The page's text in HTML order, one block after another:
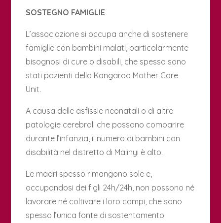
SOSTEGNO FAMIGLIE
L’associazione si occupa anche di sostenere
famiglie con bambini malati, particolarmente
bisognosi di cure o disabili, che spesso sono
stati pazienti della Kangaroo Mother Care
Unit.
A causa delle asfissie neonatali o di altre
patologie cerebrali che possono comparire
durante l’infanzia, il numero di bambini con
disabilità nel distretto di Malinyi è alto.
Le madri spesso rimangono sole e,
occupandosi dei figli 24h/24h, non possono né
lavorare né coltivare i loro campi, che sono
spesso l’unica fonte di sostentamento.